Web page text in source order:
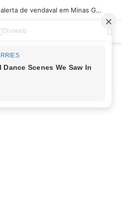
Ciclone-bomba provoca alerta de vendaval em Minas Gerais; veja os impactos previstos para Divinópolis